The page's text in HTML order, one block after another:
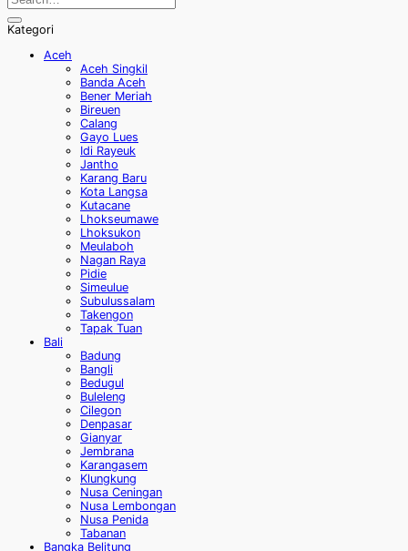
Kategori
Aceh
Aceh Singkil
Banda Aceh
Bener Meriah
Bireuen
Calang
Gayo Lues
Idi Rayeuk
Jantho
Karang Baru
Kota Langsa
Kutacane
Lhokseumawe
Lhoksukon
Meulaboh
Nagan Raya
Pidie
Simeulue
Subulussalam
Takengon
Tapak Tuan
Bali
Badung
Bangli
Bedugul
Buleleng
Cilegon
Denpasar
Gianyar
Jembrana
Karangasem
Klungkung
Nusa Ceningan
Nusa Lembongan
Nusa Penida
Tabanan
Bangka Belitung